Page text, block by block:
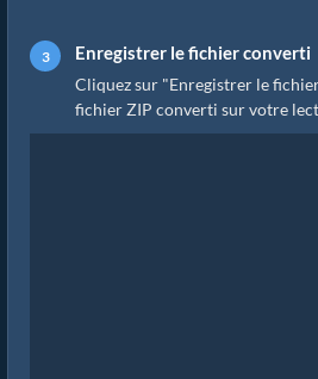
Enregistrer le fichier converti
Cliquez sur "Enregistrer le
fichier ZIP converti sur votre